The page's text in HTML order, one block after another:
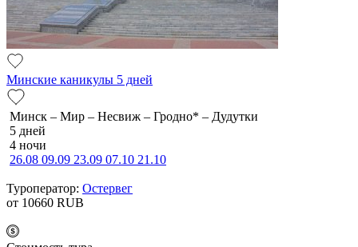
Минские каникулы 5 дней
Минск – Мир – Несвиж – Гродно* – Дудутки
5 дней
4 ночи
26.08 09.09 23.09 07.10 21.10
Туроператор: Остервег
от 10660 RUB